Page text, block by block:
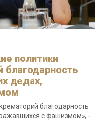
политики
благодарность
дедах,
благодарность
с фашизмом», -